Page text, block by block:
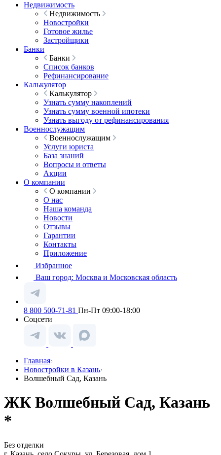
Недвижимость
Недвижимость
Новостройки
Готовое жилье
Застройщики
Банки
Банки
Список банков
Рефинансирование
Калькулятор
Калькулятор
Узнать сумму накоплений
Узнать сумму военной ипотеки
Узнать выгоду от рефинансирования
Военнослужащим
Военнослужащим
Услуги юриста
База знаний
Вопросы и ответы
Акции
О компании
О компании
О нас
Наша команда
Новости
Отзывы
Гарантии
Контакты
Приложение
Избранное
Ваш город: Москва и Московская область
8 800 500-71-81 Пн-Пт 09:00-18:00
Соцсети
Главная
Новостройки в Казань
Волшебный Сад, Казань
ЖК Волшебный Сад, Казань
*
Без отделки